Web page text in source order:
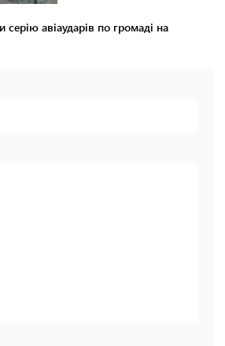
серію авіаударів по громаді на